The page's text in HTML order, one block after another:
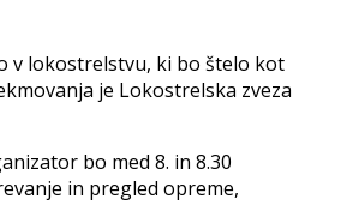
v lokostrelstvu, ki bo štelo kot
je Lokostrelska zveza
bo med 8. in 8.30
in pregled opreme,